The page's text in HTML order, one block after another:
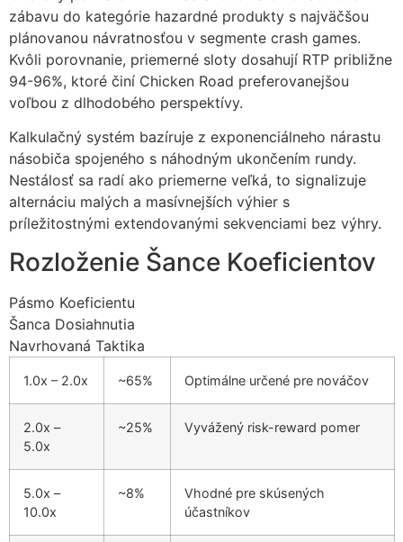
zábavu do kategórie hazardné produkty s najväčšou
plánovanou návratnosťou v segmente crash games.
Kvôli porovnanie, priemerné sloty dosahují RTP približne
94-96%, ktoré činí Chicken Road preferovanejšou
voľbou z dlhodobého perspektívy.
Kalkulačný systém bazíruje z exponenciálneho nárastu
násobіča spojeného s náhodným ukončením rundy.
Nestálosť sa radí ako priemerne veľká, to signalizuje
alternáciu malých a masívnejších výhier s
príležitostnými extendovanými sekvenciami bez výhry.
Rozloženie Šance Koeficientov
Pásmo Koeficientu
Šanca Dosiahnutia
Navrhovaná Taktika
1.0x – 2.0x ~65% Optimálne určené pre nováčov
2.0x –
5.0x
~25% Vyvážený risk-reward pomer
5.0x –
10.0x
~8%
Vhodné pre skúsených
účastníkov